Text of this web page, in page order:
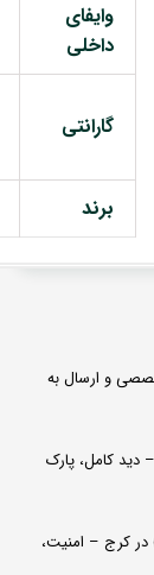
وایفای
داخلی
گارانتی
برند
و ارسال به
تهران – دید کامل، پارک
کرج – امنیت،